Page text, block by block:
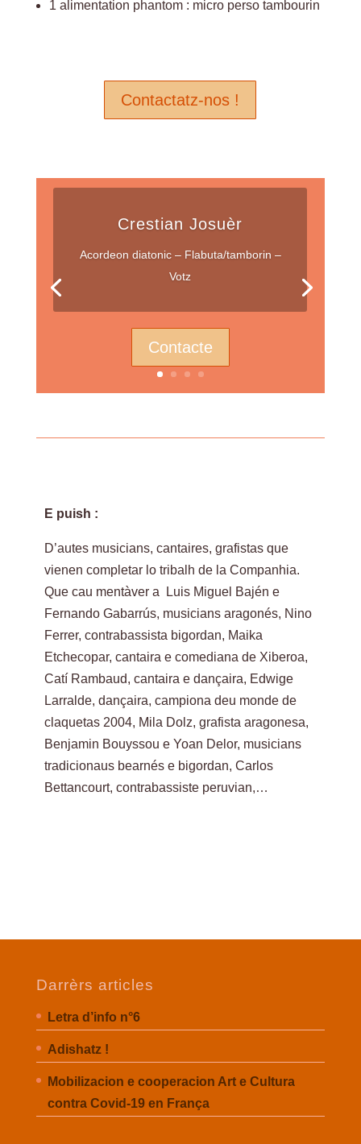
1 alimentation phantom : micro perso tambourin
Contactatz-nos !
Crestian Josuèr
Acordeon diatonic – Flabuta/tamborin –
Votz
Contacte
E puish :
D’autes musicians, cantaires, grafistas que
vienen completar lo tribalh de la Companhia.
Que cau mentàver a Luis Miguel Bajén e
Fernando Gabarrús, musicians aragonés, Nino
Ferrer, contrabassista bigordan, Maika
Etchecopar, cantaira e comediana de Xiberoa,
Catí Rambaud, cantaira e dançaira, Edwige
Larralde, dançaira, campiona deu monde de
claquetas 2004, Mila Dolz, grafista aragonesa,
Benjamin Bouyssou e Yoan Delor, musicians
tradicionaus bearnés e bigordan, Carlos
Bettancourt, contrabassiste peruvian,…
Darrèrs articles
Letra d’info n°6
Adishatz !
Mobilizacion e cooperacion Art e Cultura
contra Covid-19 en França